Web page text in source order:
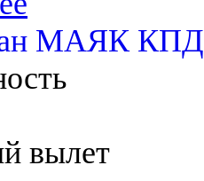
МАЯК КПД
вылет